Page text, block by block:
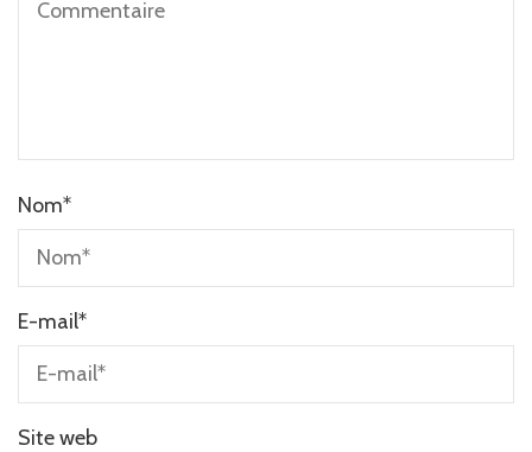
Nom*
E-mail*
Site web